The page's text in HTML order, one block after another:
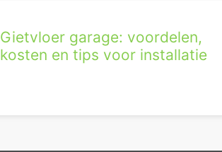
Gietvloer garage: voordelen,
kosten en tips voor installatie